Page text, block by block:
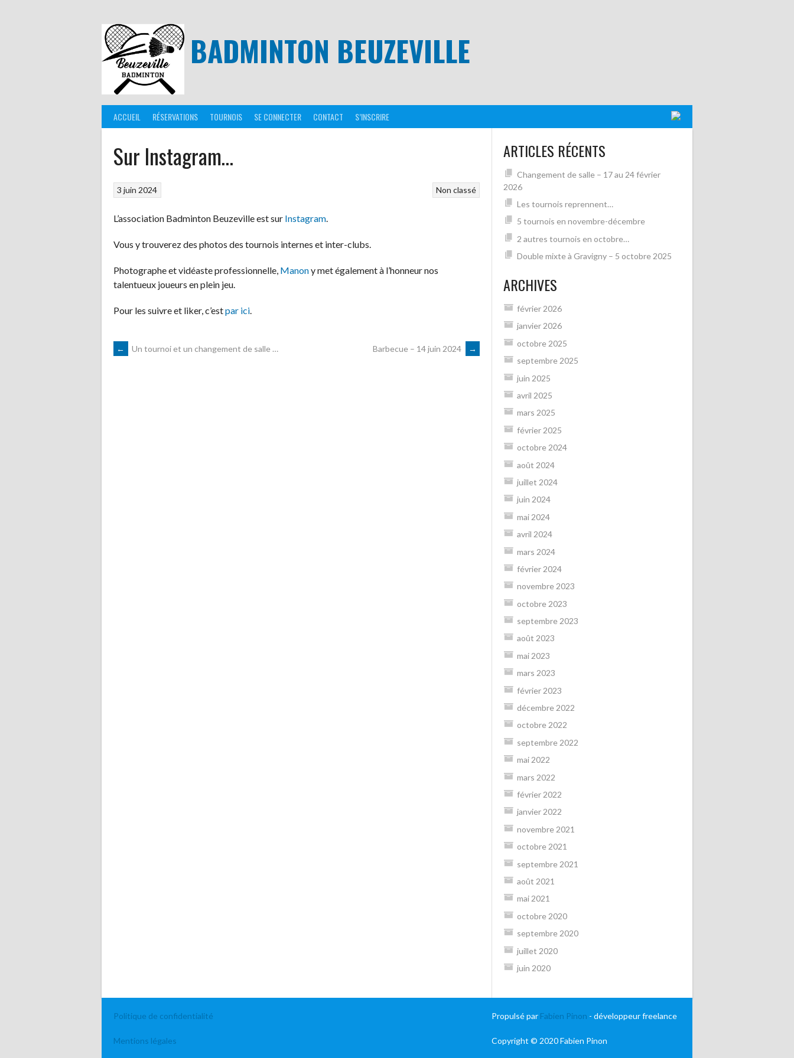
BADMINTON BEUZEVILLE
ACCUEIL RÉSERVATIONS TOURNOIS SE CONNECTER CONTACT S’INSCRIRE
Sur Instagram…
Non classé
3 juin 2024
L’association Badminton Beuzeville est sur Instagram.
Vous y trouverez des photos des tournois internes et inter-clubs.
Photographe et vidéaste professionnelle, Manony met également à l’honneur nos
talentueux joueurs en plein jeu.
Pour les suivre et liker, c’estpar ici.
NAVIGATION
← Un tournoi et un changement de salle … Barbecue – 14 juin 2024 →
ARTICLES RÉCENTS
Changement de salle – 17 au 24 février
2026
Les tournois reprennent…
5 tournois en novembre-décembre
2 autres tournois en octobre…
Double mixte à Gravigny – 5 octobre 2025
ARCHIVES
février 2026
janvier 2026
octobre 2025
septembre 2025
juin 2025
avril 2025
mars 2025
février 2025
octobre 2024
août 2024
juillet 2024
juin 2024
mai 2024
avril 2024
mars 2024
février 2024
novembre 2023
octobre 2023
septembre 2023
août 2023
mai 2023
mars 2023
février 2023
décembre 2022
octobre 2022
septembre 2022
mai 2022
mars 2022
février 2022
janvier 2022
novembre 2021
octobre 2021
septembre 2021
août 2021
mai 2021
octobre 2020
septembre 2020
juillet 2020
juin 2020
Politique de confidentialité
Mentions légales
Propulsé par Fabien Pinon - développeur freelance
Copyright © 2020 Fabien Pinon